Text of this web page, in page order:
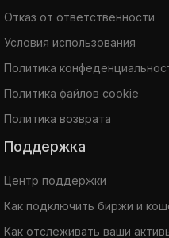
Отказ от ответственности
Условия использования
Политика
Политика файлов cookie
Политика возврата
Поддержка
Центр поддержки
Как подключить биржи и
Как отслеживать ваши